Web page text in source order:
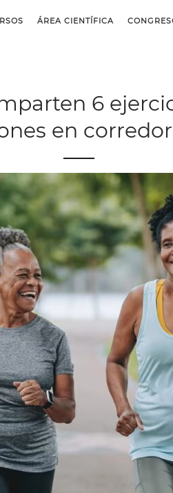
ÁREA CIENTÍFICA
6
en